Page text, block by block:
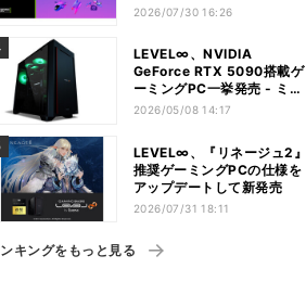
2026/07/30 16:26
LEVEL∞、NVIDIA
GeForce RTX 5090搭載ゲ
ーミングPC一挙発売 - ミド
ルタワーモデルも
2026/05/08 14:17
LEVEL∞、『リネージュ2』
推奨ゲーミングPCの仕様を
アップデートして新発売
2026/07/31 18:11
キングをもっと見る